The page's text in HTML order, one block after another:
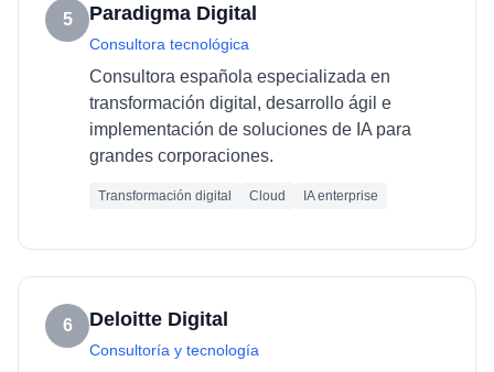
5 Paradigma Digital
Consultora tecnológica
Consultora española especializada en
transformación digital, desarrollo ágil e
implementación de soluciones de IA para
grandes corporaciones.
Transformación digital Cloud IA enterprise
6 Deloitte Digital
Consultoría y tecnología